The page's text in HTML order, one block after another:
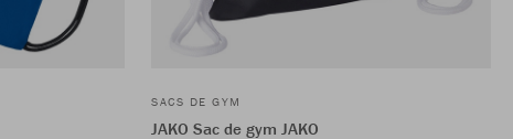
SACS DE GYM
JAKO Sac de gym JAKO